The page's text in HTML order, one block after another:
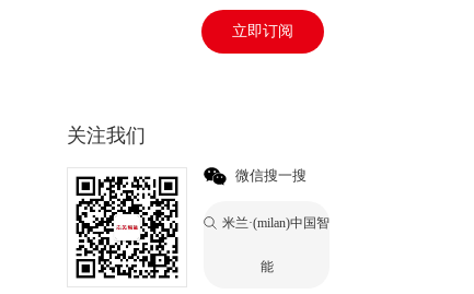
立即订阅
关注我们
微信搜一搜
米兰·(milan)中国智
能